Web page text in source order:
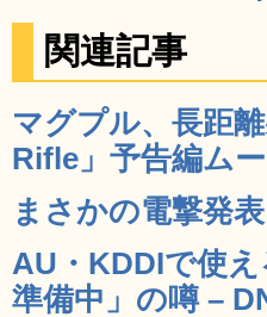
関連記事
マグプル、長距
Rifle」予告編ム
まさかの電撃発
AU・KDDIで使
準備中」の噂 –